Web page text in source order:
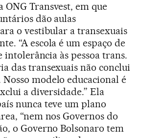
ONG Transvest, em que
dão aulas
o vestibular a transexuais
“A escola é um espaço de
às pessoa trans.
das transexuais não conclui
modelo educacional é
a diversidade.” Ela
nunca teve um plano
“nem nos Governos do
o Governo Bolsonaro tem